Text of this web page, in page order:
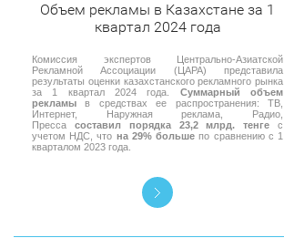
Объем рекламы в Казахстане за 1
квартал 2024 года
Комиссия экспертов Центрально-Азиатской
Рекламной Ассоциации (ЦАРА) представила
результаты оценки казахстанского рекламного рынка
за 1 квартал 2024 года. Суммарный объем
рекламы в средствах ее распространения: ТВ,
Интернет, Наружная реклама, Радио,
Пресса составил порядка 23,2 млрд. тенге с
учетом НДС, что на 29% больше по сравнению с 1
кварталом 2023 года.